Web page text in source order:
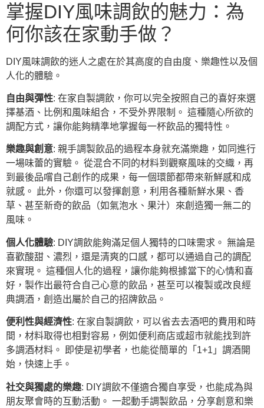
掌握DIY風味調飲的魅力：為
何你該在家動手做？
DIY風味調飲的迷人之處在於其高度的自由度、樂趣性以及個
人化的體驗。
自由與彈性: 在家自製調飲，你可以完全按照自己的喜好來選
擇基酒、比例和風味組合，不受外界限制。 這種隨心所欲的
調配方式，讓你能夠精準地掌握每一杯飲品的獨特性。
樂趣與創意: 親手調製飲品的過程本身就充滿樂趣，如同進行
一場味蕾的實驗。 從混合不同的材料到觀察風味的交織，再
到最後品嚐自己創作的成果，每一個環節都帶來新鮮感和成
就感。 此外，你還可以發揮創意，利用各種新鮮水果、香
草、甚至新奇的飲品（如氣泡水、果汁）來創造獨一無二的
風味。
個人化體驗: DIY調飲能夠滿足個人獨特的口味需求。 無論是
喜歡酸甜、濃烈，還是清爽的口感，都可以通過自己的調配
來實現。 這種個人化的過程，讓你能夠根據當下的心情和喜
好，製作出最符合自己心意的飲品，甚至可以複製或改良經
典調酒，創造出屬於自己的招牌飲品。
便利性與經濟性: 在家自製調飲，可以省去去酒吧的費用和時
間，材料取得也相對容易，例如便利商店或超市就能找到許
多調酒材料。 即使是初學者，也能從簡單的「1+1」調酒開
始，快速上手。
社交與獨處的樂趣: DIY調飲不僅適合獨自享受，也能成為與
朋友聚會時的互動活動。 一起動手調製飲品，分享創意和樂